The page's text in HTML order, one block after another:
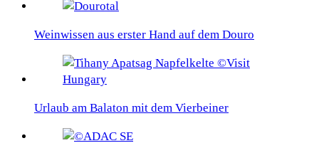
Weinwissen aus erster Hand auf dem Douro
Urlaub am Balaton mit dem Vierbeiner